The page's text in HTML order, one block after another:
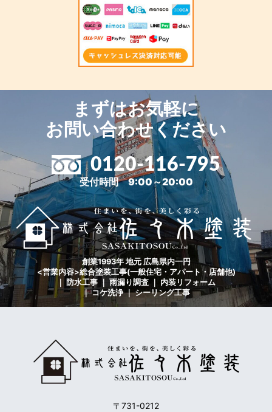
まずはお気軽に
お問い合わせください
0120-116-795
受付時間 9:00～20:00
創業1993年 地元 広島県内一円
<営業内容>総合塗装工事(一般住宅・アパート・店舗他)
｜ 防水工事 ｜ 雨漏り調査 ｜ 内装リフォーム
｜ コケ洗浄 ｜ シーリング工事
〒731-0212